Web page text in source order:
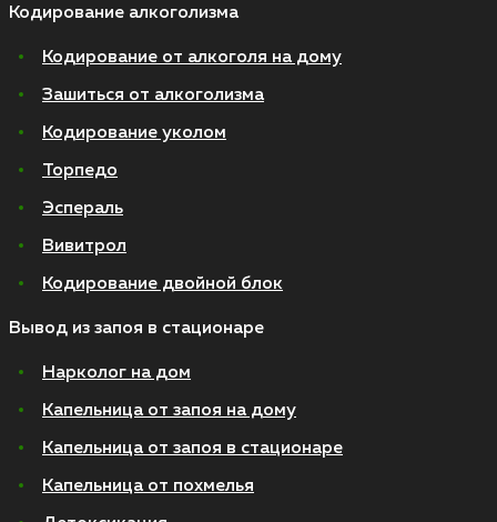
Кодирование алкоголизма
Кодирование от алкоголя на дому
Зашиться от алкоголизма
Кодирование уколом
Торпедо
Эспераль
Вивитрол
Кодирование двойной блок
Вывод из запоя в стационаре
Нарколог на дом
Капельница от запоя на дому
Капельница от запоя в стационаре
Капельница от похмелья